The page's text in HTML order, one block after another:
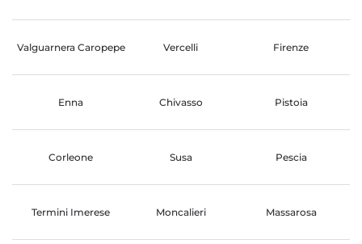
Valguarnera Caropepe Vercelli Firenze
Enna Chivasso Pistoia
Corleone Susa Pescia
Termini Imerese Moncalieri Massarosa